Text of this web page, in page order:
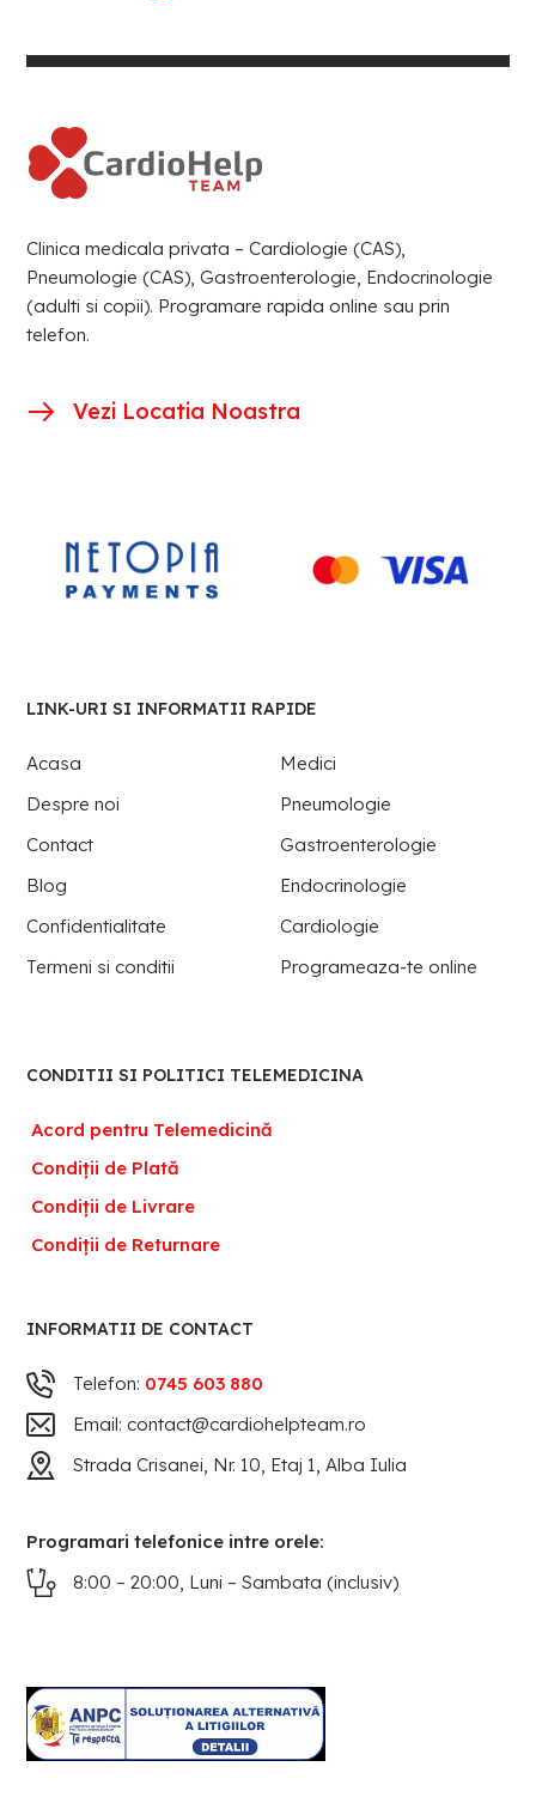
Clinica medicala privata – Cardiologie (CAS),
Pneumologie (CAS), Gastroenterologie, Endocrinologie
(adulti si copii). Programare rapida online sau prin
telefon.
Vezi Locatia Noastra
LINK-URI SI INFORMATII RAPIDE
Acasa
Medici
Despre noi
Pneumologie
Contact
Gastroenterologie
Blog
Endocrinologie
Confidentialitate
Cardiologie
Termeni si conditii
Programeaza-te online
CONDITII SI POLITICI TELEMEDICINA
Acord pentru Telemedicină
Condiții de Plată
Condiții de Livrare
Condiții de Returnare
INFORMATII DE CONTACT
Telefon: 0745 603 880
Email: contact@cardiohelpteam.ro
Strada Crisanei, Nr. 10, Etaj 1, Alba Iulia
Programari telefonice intre orele:
8:00 – 20:00, Luni – Sambata (inclusiv)